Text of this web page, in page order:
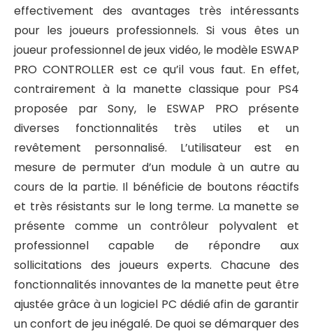
effectivement des avantages très intéressants
pour les joueurs professionnels. Si vous êtes un
joueur professionnel de jeux vidéo, le modèle ESWAP
PRO CONTROLLER est ce qu’il vous faut. En effet,
contrairement à la manette classique pour PS4
proposée par Sony, le ESWAP PRO présente
diverses fonctionnalités très utiles et un
revêtement personnalisé. L’utilisateur est en
mesure de permuter d’un module à un autre au
cours de la partie. Il bénéficie de boutons réactifs
et très résistants sur le long terme. La manette se
présente comme un contrôleur polyvalent et
professionnel capable de répondre aux
sollicitations des joueurs experts. Chacune des
fonctionnalités innovantes de la manette peut être
ajustée grâce à un logiciel PC dédié afin de garantir
un confort de jeu inégalé. De quoi se démarquer des